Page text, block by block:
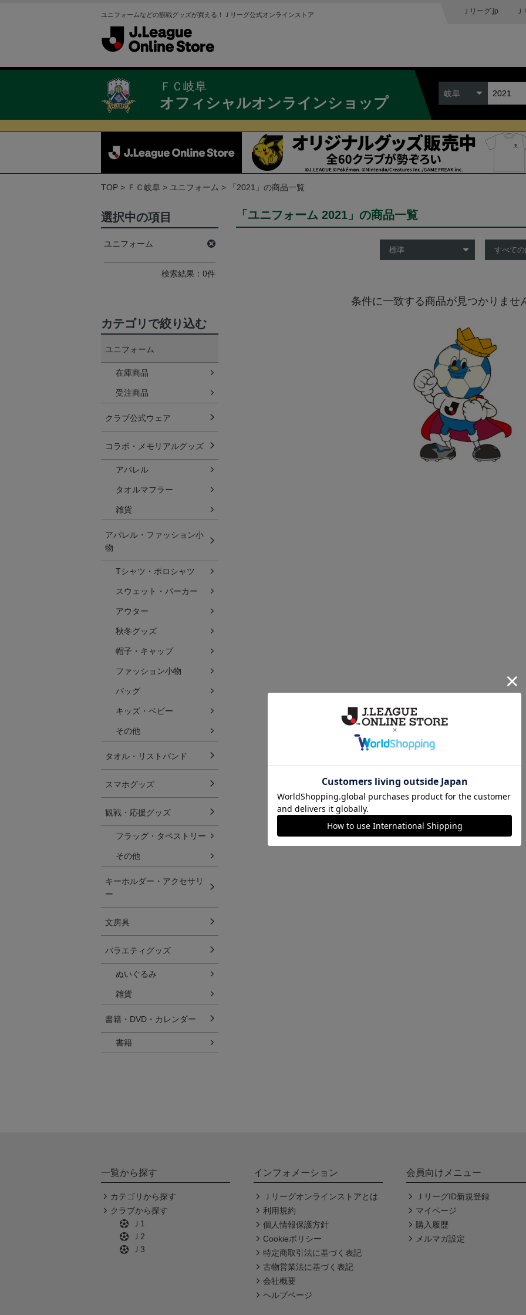
ユニフォームなどの観戦グッズが買える！Ｊリーグ公式オンラインストア Ｊリーグ.jp
ＦＣ岐阜
オフィシャルオンラインショップ
岐阜
TOP ＦＣ岐阜 ユニフォーム 「2021」の商品一覧
「ユニフォーム 2021」の商品一覧
条件に一致する商品が見つかりませ
選択中の項目
ユニフォーム
検索結果：0件
カテゴリで絞り込む
ユニフォーム
在庫商品
受注商品
クラブ公式ウェア
コラボ・メモリアルグッズ
アパレル
タオルマフラー
雑貨
アパレル・ファッション小
物
Tシャツ・ポロシャツ
スウェット・パーカー
アウター
秋冬グッズ
帽子・キャップ
ファッション小物
バッグ
キッズ・ベビー
その他
タオル・リストバンド
スマホグッズ
観戦・応援グッズ
フラッグ・タペストリー
その他
キーホルダー・アクセサリ
ー
文房具
バラエティグッズ
ぬいぐるみ
雑貨
書籍・DVD・カレンダー
書籍
一覧から探す
カテゴリから探す
クラブから探す
Ｊ1
Ｊ2
Ｊ3
インフォメーション
Ｊリーグオンラインストアとは
利用規約
個人情報保護方針
Cookieポリシー
特定商取引法に基づく表記
古物営業法に基づく表記
会社概要
ヘルプページ
会員向けメニュー
ＪリーグID新規登録
マイページ
購入履歴
メルマガ設定